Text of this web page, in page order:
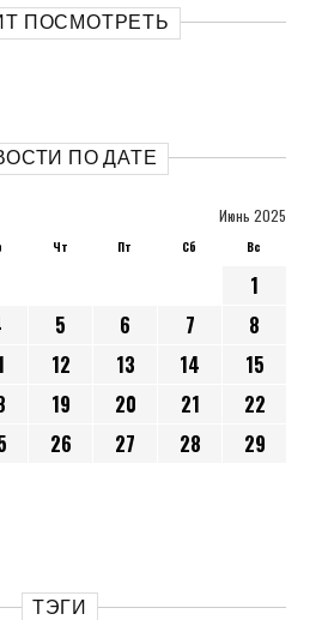
ПОСМОТРЕТЬ
ПО ДАТЕ
Июнь 2025
Чт Пт Сб Вс
1
5 6 7
8
12 13 14
15
19 20 21
22
26 27 28
29
ТЭГИ